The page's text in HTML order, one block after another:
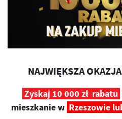
NAJWIĘKSZA
Zyskaj 10 000 zł rabatu
mieszkanie w Rzeszowie